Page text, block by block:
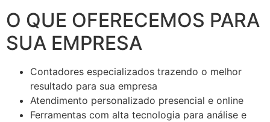
O QUE OFERECEMOS PARA
SUA EMPRESA
Contadores especializados trazendo o melhor
resultado para sua empresa
Atendimento personalizado presencial e online
Ferramentas com alta tecnologia para análise e